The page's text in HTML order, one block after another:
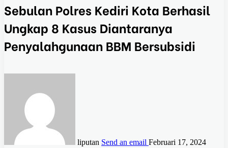
Sebulan Polres Kediri Kota Berhasil
Ungkap 8 Kasus Diantaranya
Penyalahgunaan BBM Bersubsidi
liputan Send an email Februari 17, 2024